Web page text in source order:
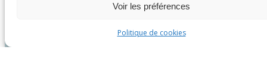
Voir les préférences
Politique de cookies